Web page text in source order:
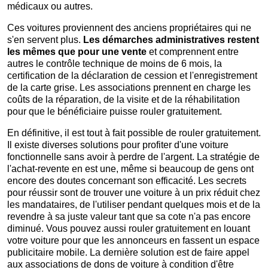
médicaux ou autres.
Ces voitures proviennent des anciens propriétaires qui ne
s'en servent plus. Les démarches administratives restent
les mêmes que pour une vente et comprennent entre
autres le contrôle technique de moins de 6 mois, la
certification de la déclaration de cession et l'enregistrement
de la carte grise. Les associations prennent en charge les
coûts de la réparation, de la visite et de la réhabilitation
pour que le bénéficiaire puisse rouler gratuitement.
En définitive, il est tout à fait possible de rouler gratuitement.
Il existe diverses solutions pour profiter d'une voiture
fonctionnelle sans avoir à perdre de l'argent. La stratégie de
l'achat-revente en est une, même si beaucoup de gens ont
encore des doutes concernant son efficacité. Les secrets
pour réussir sont de trouver une voiture à un prix réduit chez
les mandataires, de l'utiliser pendant quelques mois et de la
revendre à sa juste valeur tant que sa cote n'a pas encore
diminué. Vous pouvez aussi rouler gratuitement en louant
votre voiture pour que les annonceurs en fassent un espace
publicitaire mobile. La dernière solution est de faire appel
aux associations de dons de voiture à condition d'être